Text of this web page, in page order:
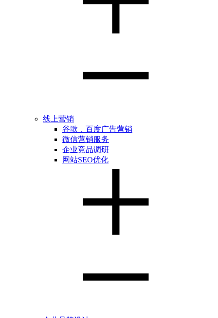
线上营销
谷歌，百度广告营销
微信营销服务
企业竞品调研
网站SEO优化